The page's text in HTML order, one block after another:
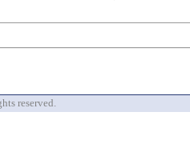
reserved.